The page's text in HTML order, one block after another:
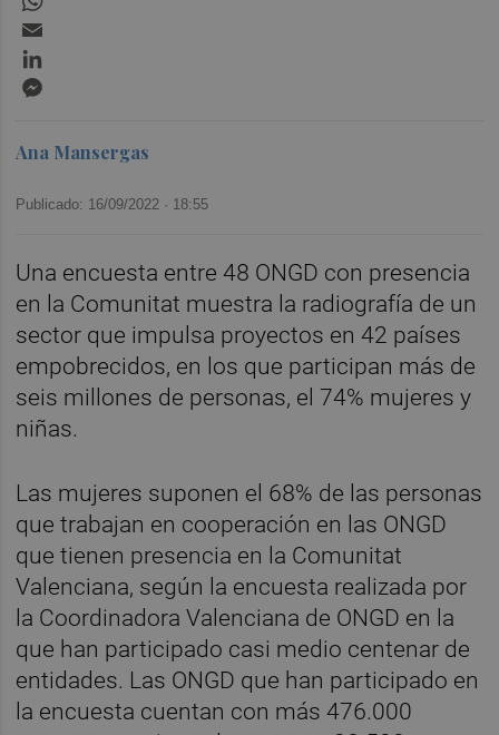
Ana Mansergas
Publicado: 16/09/2022 · 18:55
Una encuesta entre 48 ONGD con presencia
en la Comunitat muestra la radiografía de un
sector que impulsa proyectos en 42 países
empobrecidos, en los que participan más de
seis millones de personas, el 74% mujeres y
niñas.
Las mujeres suponen el 68% de las personas
que trabajan en cooperación en las ONGD
que tienen presencia en la Comunitat
Valenciana, según la encuesta realizada por
la Coordinadora Valenciana de ONGD en la
que han participado casi medio centenar de
entidades. Las ONGD que han participado en
la encuesta cuentan con más 476.000